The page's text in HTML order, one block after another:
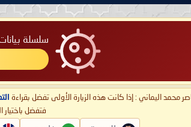
سلسلة
محمد اليماني : إذا كانت هذه الزيارة الأولى تفضل بقراءة
فتفضل